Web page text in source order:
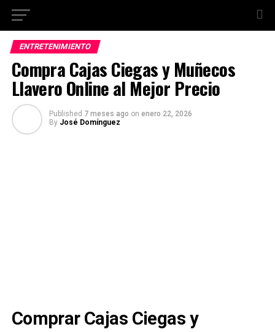
ENTRETENIMIENTO
Compra Cajas Ciegas y Muñecos
Llavero Online al Mejor Precio
Published 7 meses ago on enero 22, 2026
By José Domínguez
Comprar Cajas Ciegas y